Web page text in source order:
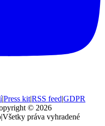
|Press kit|RSS feed|GDPR
© 2026
|Všetky práva vyhradené